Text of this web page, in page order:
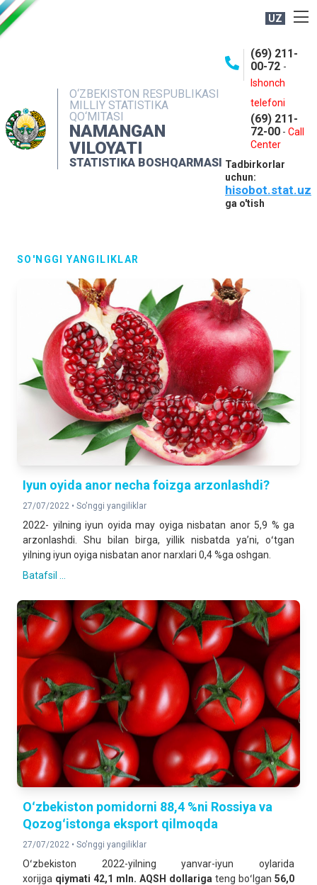
UZ
O‘ZBEKISTON RESPUBLIKASI
MILLIY STATISTIKA
QO‘MITASI
NAMANGAN
VILOYATI
STATISTIKA BOSHQARMASI
(69) 211-
00-72 -
Ishonch
telefoni
(69) 211-
72-00 - Call
Center
Tadbirkorlar
uchun:
hisobot.stat.uz
ga o'tish
NASHRLAR
INTERAKTIV XIZMATLAR
MATBUOT XIZMATI
MUROJAATLAR
SO'NGGI YANGILIKLAR
Iyun oyida anor necha foizga arzonlashdi?
27/07/2022 • So'nggi yangiliklar
2022- yilning iyun oyida may oyiga nisbatan anor 5,9 % ga
arzonlashdi. Shu bilan birga, yillik nisbatda yaʼni, oʻtgan
yilning iyun oyiga nisbatan anor narxlari 0,4 %ga oshgan.
Batafsil ...
Oʻzbekiston pomidorni 88,4 %ni Rossiya va
Qozogʻistonga eksport qilmoqda
27/07/2022 • So'nggi yangiliklar
Oʻzbekiston 2022-yilning yanvar-iyun oylarida
xorijga qiymati 42,1 mln. AQSH dollariga teng boʻlgan 56,0